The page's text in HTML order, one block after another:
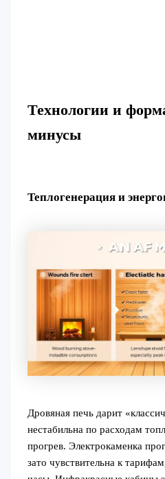
Технологии и
минусы
Теплогенерация и
Дровяная печь дарит
нестабильна по расходам
прогрев. Электрокаменка
зато чувствительна к